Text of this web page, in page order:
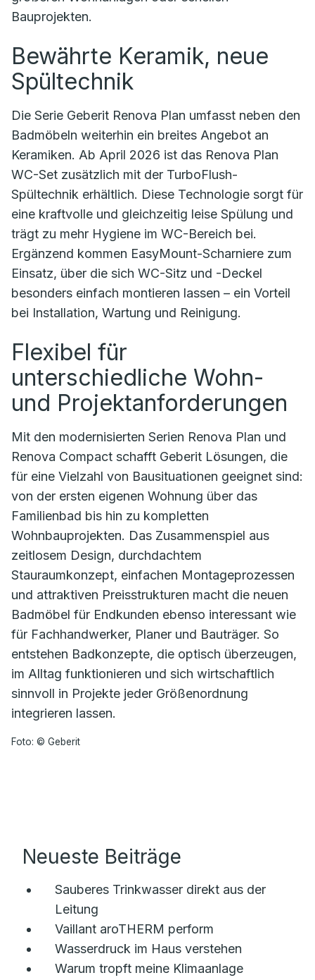
Bauprojekten.
Bewährte Keramik, neue
Spültechnik
Die Serie Geberit Renova Plan umfasst neben den
Badmöbeln weiterhin ein breites Angebot an
Keramiken. Ab April 2026 ist das Renova Plan
WC-Set zusätzlich mit der TurboFlush-
Spültechnik erhältlich. Diese Technologie sorgt für
eine kraftvolle und gleichzeitig leise Spülung und
trägt zu mehr Hygiene im WC-Bereich bei.
Ergänzend kommen EasyMount-Scharniere zum
Einsatz, über die sich WC-Sitz und -Deckel
besonders einfach montieren lassen – ein Vorteil
bei Installation, Wartung und Reinigung.
Flexibel für
unterschiedliche Wohn-
und Projektanforderungen
Mit den modernisierten Serien Renova Plan und
Renova Compact schafft Geberit Lösungen, die
für eine Vielzahl von Bausituationen geeignet sind:
von der ersten eigenen Wohnung über das
Familienbad bis hin zu kompletten
Wohnbauprojekten. Das Zusammenspiel aus
zeitlosem Design, durchdachtem
Stauraumkonzept, einfachen Montageprozessen
und attraktiven Preisstrukturen macht die neuen
Badmöbel für Endkunden ebenso interessant wie
für Fachhandwerker, Planer und Bauträger. So
entstehen Badkonzepte, die optisch überzeugen,
im Alltag funktionieren und sich wirtschaftlich
sinnvoll in Projekte jeder Größenordnung
integrieren lassen.
Foto: © Geberit
Neueste Beiträge
Sauberes Trinkwasser direkt aus der
Leitung
Vaillant aroTHERM perform
Wasserdruck im Haus verstehen
Warum tropft meine Klimaanlage